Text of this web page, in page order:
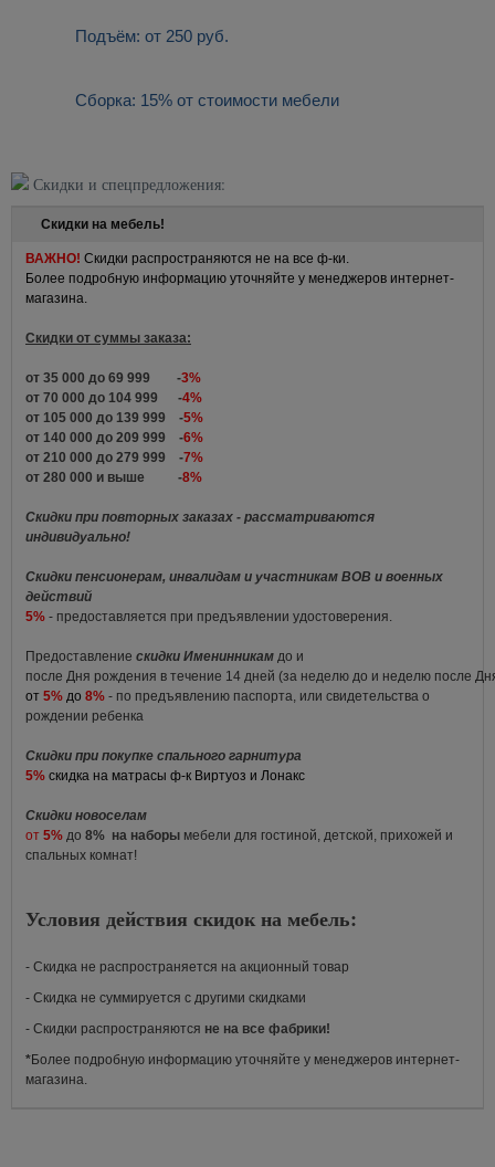
Подъём: от 250 руб.
Сборка: 15% от стоимости мебели
Скидки и спецпредложения:
Скидки на мебель!
ВАЖНО! Скидки распространяются не на все ф-ки.
Более подробную информацию уточняйте у менеджеров интернет-
магазина.
Скидки от суммы заказа:
от 35 000 до 69 999 -3%
от 70 000 до 104 999 -4%
от 105 000 до 139 999 -5%
от 140 000 до 209 999 -6%
от 210 000 до 279 999 -7%
от 280 000 и выше -8%
Скидки при повторных заказах - рассматриваются
индивидуально!
Скидки пенсионерам, инвалидам и участникам ВОВ и военных
действий
5% - предоставляется при предъявлении удостоверения.
Предоставление скидки Именинникам до и
после Дня рождения в течение 14 дней (за неделю до и неделю после
от 5% до 8% - по предъявлению паспорта, или свидетельства о
рождении ребенка
Скидки при покупке спального гарнитура
5% скидка на матрасы ф-к Виртуоз и Лонакс
Скидки новоселам
от 5% до 8% на наборы мебели для гостиной, детской, прихожей и
спальных комнат!
Условия действия скидок на мебель:
- Скидка не распространяется на акционный товар
- Скидка не суммируется с другими скидками
- Скидки распространяются не на все фабрики!
*Более подробную информацию уточняйте у менеджеров интернет-
магазина.